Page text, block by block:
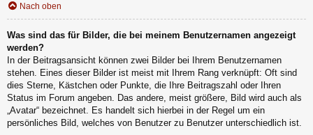
Nach oben
Was sind das für Bilder, die bei meinem Benutzernamen angezeigt
werden?
In der Beitragsansicht können zwei Bilder bei Ihrem Benutzernamen
stehen. Eines dieser Bilder ist meist mit Ihrem Rang verknüpft: Oft sind
dies Sterne, Kästchen oder Punkte, die Ihre Beitragszahl oder Ihren
Status im Forum angeben. Das andere, meist größere, Bild wird auch als
„Avatar“ bezeichnet. Es handelt sich hierbei in der Regel um ein
persönliches Bild, welches von Benutzer zu Benutzer unterschiedlich ist.